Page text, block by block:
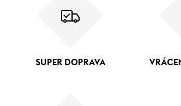
SUPER DOPRAVA